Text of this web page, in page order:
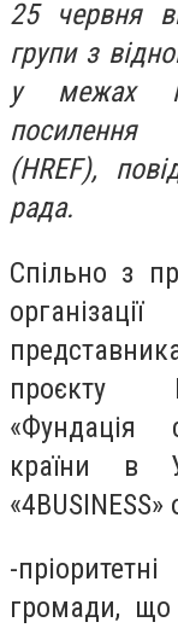
25 червня
групи з
у межах
посилення
(HREF),
рада.
Спільно з
проєкту
«Фундація
країни в
-
громади, що